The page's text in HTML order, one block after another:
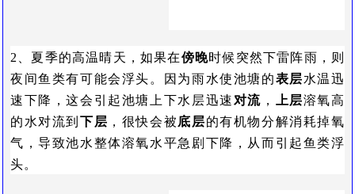
2、夏季的高温晴天，如果在傍晚时候突然下雷阵雨，则
夜间鱼类有可能会浮头。因为雨水使池塘的表层水温迅
速下降，这会引起池塘上下水层迅速 对流 ， 上层溶氧高
的水对流到下层 ，很快会被底层的有机物分解消耗掉氧
气，导致池水整体溶氧水平急剧下降，从而引起鱼类浮
头。